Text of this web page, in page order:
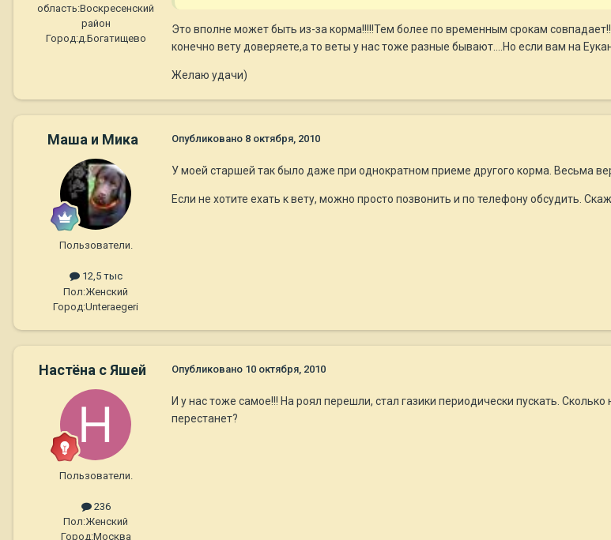
область:Воскресенский
район
Город:д.Богатищево
Это вполне может быть из-за корма!!!!!Тем более по временным срокам
конечно вету доверяете,а то веты у нас тоже разные бывают....Но если вам на
Желаю удачи)
Маша и Мика
Пользователи.
12,5 тыс
Пол:Женский
Город:Unteraegeri
Опубликовано 8 октября, 2010
У моей старшей так было даже при однократном приеме другого корма. Весьма
Если не хотите ехать к вету, можно просто позвонить и по телефону обсудить.
Настёна с Яшей
Пользователи.
236
Пол:Женский
Город:Москва
Опубликовано 10 октября, 2010
И у нас тоже самое!!! На роял перешли, стал газики периодически пускать.
перестанет?